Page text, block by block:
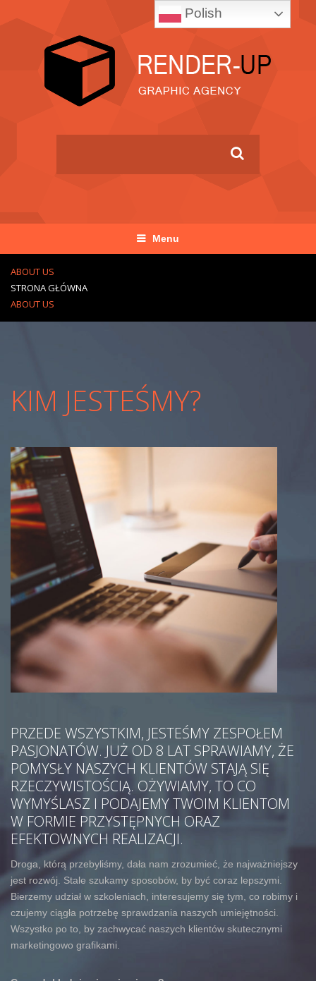
Menu
ABOUT US
STRONA GŁÓWNA
ABOUT US
KIM JESTEŚMY?
PRZEDE WSZYSTKIM, JESTEŚMY ZESPOŁEM
PASJONATÓW. JUŻ OD 8 LAT SPRAWIAMY, ŻE
POMYSŁY NASZYCH KLIENTÓW STAJĄ SIĘ
RZECZYWISTOŚCIĄ. OŻYWIAMY, TO CO
WYMYŚLASZ I PODAJEMY TWOIM KLIENTOM
W FORMIE PRZYSTĘPNYCH ORAZ
EFEKTOWNYCH REALIZACJI.
Droga, którą przebyliśmy, dała nam zrozumieć, że najważniejszy
jest rozwój. Stale szukamy sposobów, by być coraz lepszymi.
Bierzemy udział w szkoleniach, interesujemy się tym, co robimy i
czujemy ciągła potrzebę sprawdzania naszych umiejętności.
Wszystko po to, by zachwycać naszych klientów skutecznymi
marketingowo grafikami.
Polish